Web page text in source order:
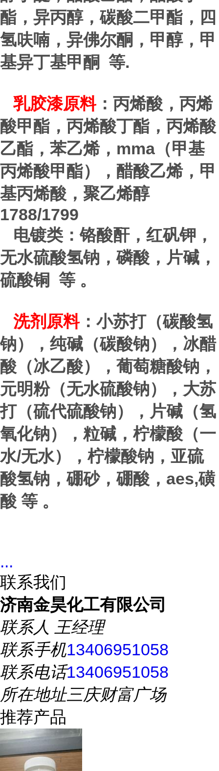
酯，异丙醇，碳酸二甲酯，四
氢呋喃，异佛尔酮，甲醇，甲
基异丁基甲酮 等.
乳胶漆原料 ：丙烯酸，丙烯
酸甲酯，丙烯酸丁酯，丙烯酸
乙酯，苯乙烯， mma （甲基
丙烯酸甲酯），醋酸乙烯，甲
基丙烯酸，聚乙烯醇
1788/1799
电镀类：铬酸酐，红矾钾，
无水硫酸氢钠，磷酸，片碱，
硫酸铜 等 。
洗剂原料 ：小苏打（碳酸氢
钠），纯碱（碳酸钠），冰醋
酸（冰乙酸），葡萄糖酸钠，
元明粉（无水硫酸钠），大苏
打（硫代硫酸钠），片碱（氢
氧化钠），粒碱，柠檬酸（一
水/无水），柠檬酸钠，亚硫
酸氢钠，硼砂，硼酸， aes,磺
酸 等 。
...
联系我们
济南金昊化工有限公司
联系人 王经理
联系手机13406951058
联系电话13406951058
所在地址三庆财富广场
推荐产品